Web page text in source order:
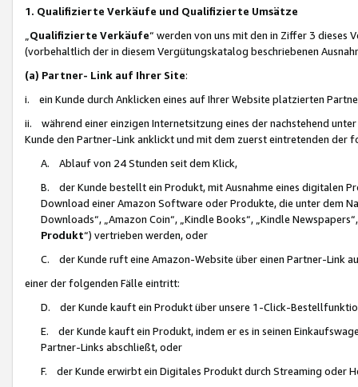
1. Qualifizierte Verkäufe und Qualifizierte Umsätze
Qualifizierte Verkäufe“ werden von uns mit den in Ziffer 3
(vorbehaltlich der in diesem Vergütungskatalog beschriebenen
(a) Partner- Link auf Ihrer Site:
i. ein Kunde durch Anklicken eines auf Ihrer Website platzierten
ii. während einer einzigen Internetsitzung eines der nachstehend
Kunde den Partner-Link anklickt und mit dem zuerst eintretenden der
A. Ablauf von 24 Stunden seit dem Klick,
B. der Kunde bestellt ein Produkt, mit Ausnahme eines digitalen
Download einer Amazon Software oder Produkte, die unter dem
Downloads“, „Amazon Coin“, „Kindle Books“, „Kindle
Produkt“) vertrieben werden, oder
C. der Kunde ruft eine Amazon-Website über einen Partner-Link
einer der folgenden Fälle eintritt:
D. der Kunde kauft ein Produkt über unsere 1-Click-
E. der Kunde kauft ein Produkt, indem er es in seinen
Partner-Links abschließt, oder
F. der Kunde erwirbt ein Digitales Produkt durch Streaming oder